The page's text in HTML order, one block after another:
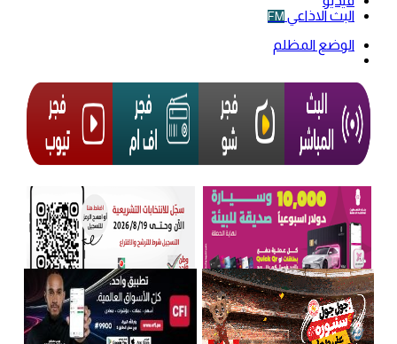
البث الاذاعي FM
الوضع المظلم